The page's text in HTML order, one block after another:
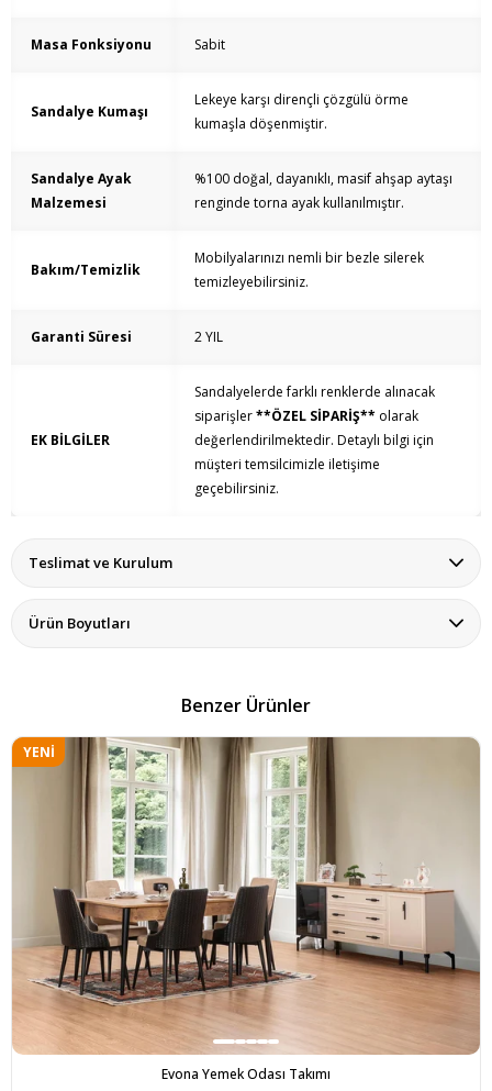
Masa Fonksiyonu Sabit
Sandalye Kumaşı
Lekeye karşı dirençli çözgülü örme
kumaşla döşenmiştir.
Sandalye Ayak
Malzemesi
%100 doğal, dayanıklı, masif ahşap aytaşı
renginde torna ayak kullanılmıştır.
Bakım/Temizlik
Mobilyalarınızı nemli bir bezle silerek
temizleyebilirsiniz.
Garanti Süresi 2 YIL
EK BİLGİLER
Sandalyelerde farklı renklerde alınacak
siparişler**ÖZEL SİPARİŞ** olarak
değerlendirilmektedir. Detaylı bilgi için
müşteri temsilcimizle iletişime
geçebilirsiniz.
Teslimat ve Kurulum
Ürün Boyutları
Benzer Ürünler
Evona Yemek Odası Takımı
YENI